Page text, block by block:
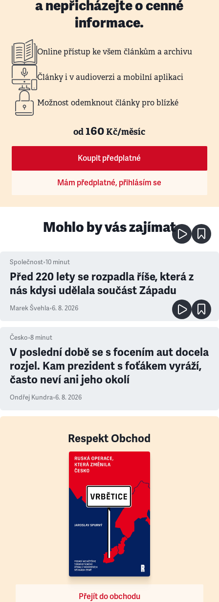
a nepřicházejte o cenné
informace.
Online přístup ke všem článkům a archivu
Články i v audioverzi a mobilní aplikaci
Možnost odemknout články pro blízké
od160Kč/měsíc
Koupit předplatné
Mám předplatné, přihlásím se
Mohlo by vás zajímat
Společnost•10 minut
Před 220 lety se rozpadla říše, která z
nás kdysi udělala součást Západu
Marek Švehla•6. 8. 2026
Česko•8 minut
V poslední době se s focením aut docela
rozjel. Kam prezident s foťákem vyráží,
často neví ani jeho okolí
Ondřej Kundra•6. 8. 2026
Respekt Obchod
Přejít do obchodu